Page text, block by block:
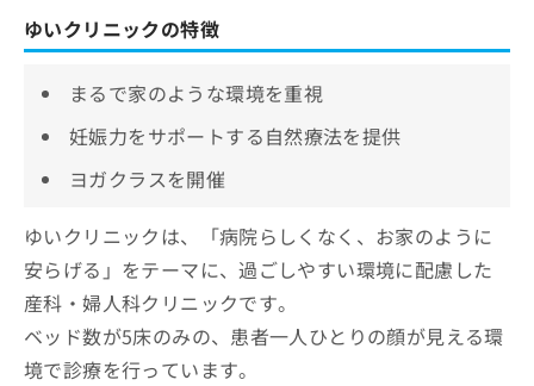
ゆいクリニックの特徴
まるで家のような環境を重視
妊娠力をサポートする自然療法を提供
ヨガクラスを開催
ゆいクリニックは、「病院らしくなく、お家のように
安らげる」をテーマに、過ごしやすい環境に配慮した
産科・婦人科クリニックです。
ベッド数が5床のみの、患者一人ひとりの顔が見える環
境で診療を行っています。